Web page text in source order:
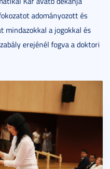
adományozott és
mindazokkal a jogokkal és
erejénél fogva a doktori